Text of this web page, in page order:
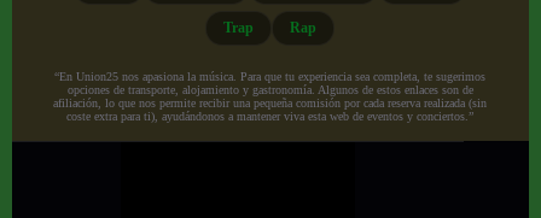
Trap Rap
“En Union25 nos apasiona la música. Para que tu experiencia sea completa, te sugerimos
opciones de transporte, alojamiento y gastronomía. Algunos de estos enlaces son de
afiliación, lo que nos permite recibir una pequeña comisión por cada reserva realizada (sin
coste extra para ti), ayudándonos a mantener viva esta web de eventos y conciertos.”